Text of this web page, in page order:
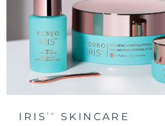
IRISTM SKINCARE